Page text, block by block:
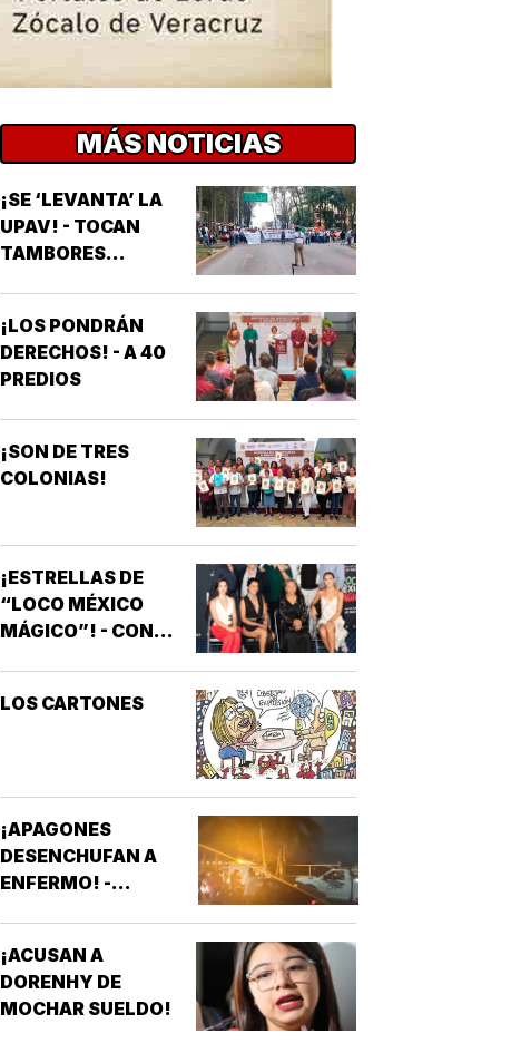
MÁS NOTICIAS
¡SE ‘LEVANTA’ LA
UPAV! - TOCAN
TAMBORES...
¡LOS PONDRÁN
DERECHOS! - A 40
PREDIOS
¡SON DE TRES
COLONIAS!
¡ESTRELLAS DE
“LOCO MÉXICO
MÁGICO”! - CON
LOS CARTONES
¡APAGONES
DESENCHUFAN A
ENFERMO! -
DE VERACRUZ
DENUNCIAN
APAGONES
¡ACUSAN A
DORENHY DE
MOCHAR SUELDO!